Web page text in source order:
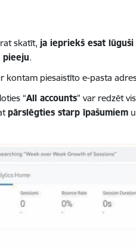
skatīt, ja iepriekš esat
.
kontam piesaistīto e-pasta
“All accounts” var redzēt
pārslēgties starp īpašumiem